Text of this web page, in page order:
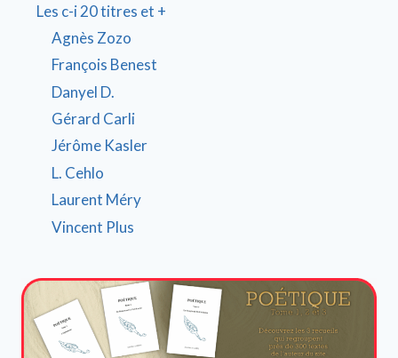
Les c-i 20 titres et +
Agnès Zozo
François Benest
Danyel D.
Gérard Carli
Jérôme Kasler
L. Cehlo
Laurent Méry
Vincent Plus